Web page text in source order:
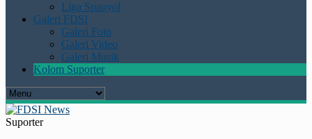
Liga Spanyol
Galeri FDSI
Galeri Foto
Galeri Video
Galeri Musik
Kolom Suporter
Suporter